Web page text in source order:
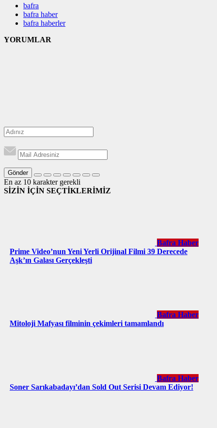
bafra
bafra haber
bafra haberler
YORUMLAR
Gönder
En az 10 karakter gerekli
SİZİN İÇİN SEÇTİKLERİMİZ
Bafra Haber
Prime Video’nun Yeni Yerli Orijinal Filmi 39 Derecede
Aşk’ın Galası Gerçekleşti
Bafra Haber
Mitoloji Mafyası filminin çekimleri tamamlandı
Bafra Haber
Soner Sarıkabadayı’dan Sold Out Serisi Devam Ediyor!